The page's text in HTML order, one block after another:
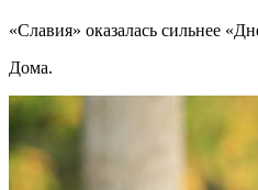
«Славия» оказалась сильнее
Дома.